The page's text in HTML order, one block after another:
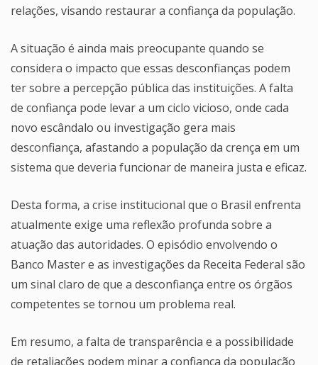
relações, visando restaurar a confiança da população.
A situação é ainda mais preocupante quando se
considera o impacto que essas desconfianças podem
ter sobre a percepção pública das instituições. A falta
de confiança pode levar a um ciclo vicioso, onde cada
novo escândalo ou investigação gera mais
desconfiança, afastando a população da crença em um
sistema que deveria funcionar de maneira justa e eficaz.
Desta forma, a crise institucional que o Brasil enfrenta
atualmente exige uma reflexão profunda sobre a
atuação das autoridades. O episódio envolvendo o
Banco Master e as investigações da Receita Federal são
um sinal claro de que a desconfiança entre os órgãos
competentes se tornou um problema real.
Em resumo, a falta de transparência e a possibilidade
de retaliações podem minar a confiança da população